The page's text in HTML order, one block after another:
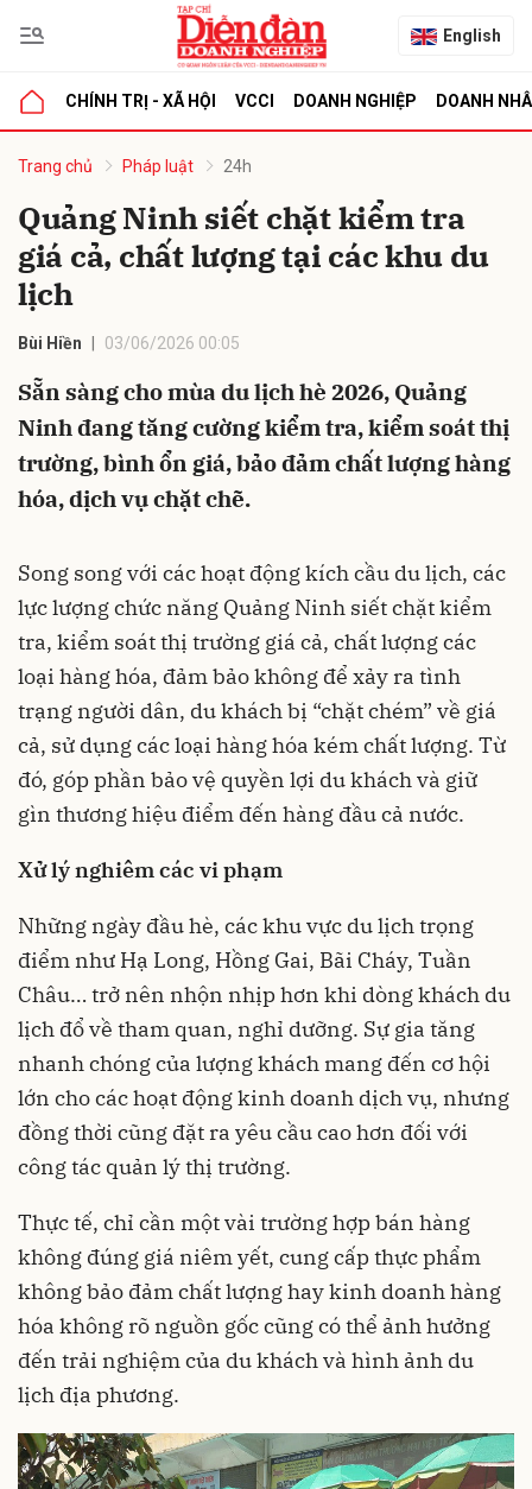
English
CHÍNH TRỊ - XÃ HỘI VCCI DOANH NGHIỆP DOANH
Trang chủ Pháp luật 24h
Quảng Ninh siết chặt kiểm tra
giá cả, chất lượng tại các khu du
lịch
Bùi Hiền 03/06/2026 00:05
Sẵn sàng cho mùa du lịch hè 2026, Quảng
Ninh đang tăng cường kiểm tra, kiểm soát thị
trường, bình ổn giá, bảo đảm chất lượng hàng
hóa, dịch vụ chặt chẽ.
Song song với các hoạt động kích cầu du lịch, các
lực lượng chức năng Quảng Ninh siết chặt kiểm
tra, kiểm soát thị trường giá cả, chất lượng các
loại hàng hóa, đảm bảo không để xảy ra tình
trạng người dân, du khách bị “chặt chém” về giá
cả, sử dụng các loại hàng hóa kém chất lượng. Từ
đó, góp phần bảo vệ quyền lợi du khách và giữ
gìn thương hiệu điểm đến hàng đầu cả nước.
Xử lý nghiêm các vi phạm
Những ngày đầu hè, các khu vực du lịch trọng
điểm như Hạ Long, Hồng Gai, Bãi Cháy, Tuần
Châu… trở nên nhộn nhịp hơn khi dòng khách du
lịch đổ về tham quan, nghỉ dưỡng. Sự gia tăng
nhanh chóng của lượng khách mang đến cơ hội
lớn cho các hoạt động kinh doanh dịch vụ, nhưng
đồng thời cũng đặt ra yêu cầu cao hơn đối với
công tác quản lý thị trường.
Thực tế, chỉ cần một vài trường hợp bán hàng
không đúng giá niêm yết, cung cấp thực phẩm
không bảo đảm chất lượng hay kinh doanh hàng
hóa không rõ nguồn gốc cũng có thể ảnh hưởng
đến trải nghiệm của du khách và hình ảnh du
lịch địa phương.
luận
Hủy